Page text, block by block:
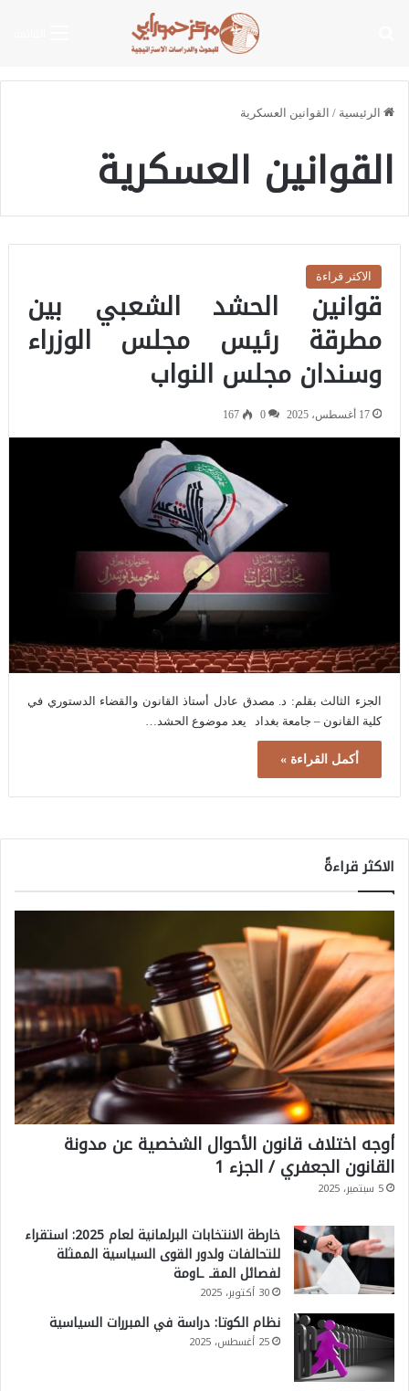
الرئيسية / القوانين العسكرية
القوانين العسكرية
الاكثر قراءة
قوانين الحشد الشعبي بين
مطرقة رئيس مجلس الوزراء
وسندان مجلس النواب
17 أغسطس، 2025 0
167
الجزء الثالث بقلم: د. مصدق عادل أستاذ القانون والقضاء الدستوري في
كلية القانون – جامعة بغداد يعد موضوع الحشد…
أكمل القراءة »
الاكثر قراءةً
أوجه اختلاف قانون الأحوال الشخصية عن مدونة
القانون الجعفري / الجزء 1
5 سبتمبر، 2025
خارطة الانتخابات البرلمانية لعام 2025: استقراء
للتحالفات ولدور القوى السياسية الممثلة
لفصائل المقـ ـاومة
30 أكتوبر، 2025
نظام الكوتا: دراسة في المبررات السياسية
25 أغسطس، 2025